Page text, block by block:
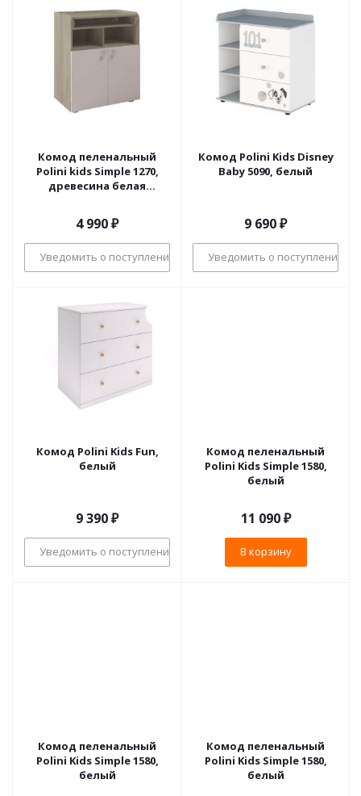
Комод пеленальный
Polini kids Simple 1270,
древесина белая
4 990₽
Уведомить о поступлении
Комод Polini Kids Disney
Baby 5090, белый
9 690₽
Уведомить о поступлении
Комод Polini Kids Fun,
белый
9 390₽
Уведомить о поступлении
Комод пеленальный
Polini Kids Simple 1580,
белый
11 090₽
В корзину
Комод пеленальный
Polini Kids Simple 1580,
белый
Комод пеленальный
Polini Kids Simple 1580,
белый